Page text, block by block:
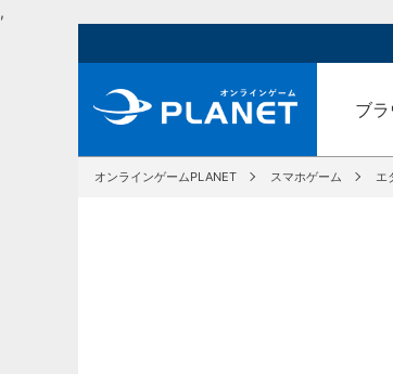
,
ブ
オンラインゲームPLANET スマホゲーム エ